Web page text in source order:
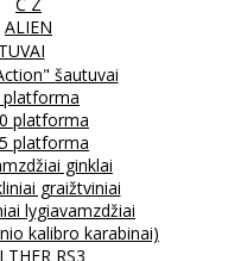
ALIEN
šautuvai
platforma
platforma
platforma
ginklai
graižtviniai
lygiavamzdžiai
kalibro karabinai)
RS3